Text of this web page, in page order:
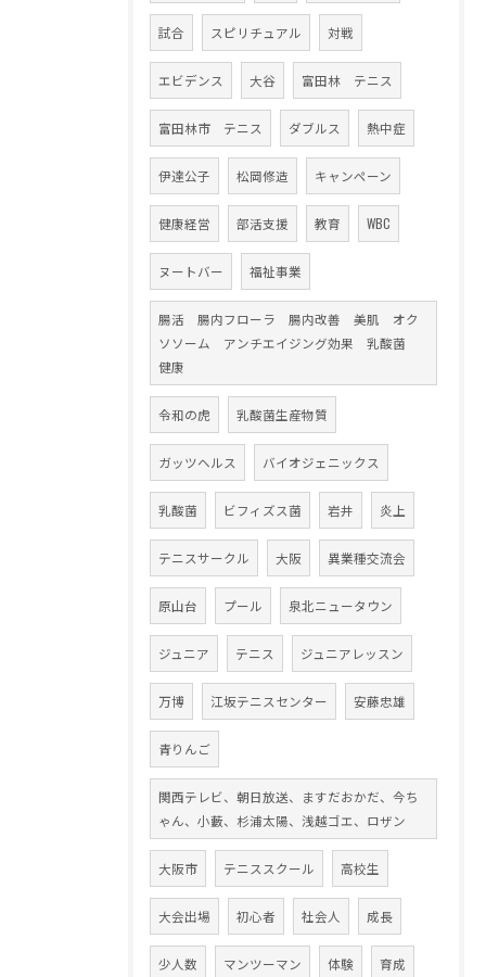
試合 スピリチュアル 対戦
エビデンス 大谷 富田林 テニス
富田林市 テニス ダブルス 熱中症
伊達公子 松岡修造 キャンペーン
健康経営 部活支援 教育 WBC
ヌートバー 福祉事業
腸活 腸内フローラ 腸内改善 美肌 オク
ソソーム アンチエイジング効果 乳酸菌
健康
令和の虎 乳酸菌生産物質
ガッツヘルス バイオジェニックス
乳酸菌 ビフィズス菌 岩井 炎上
テニスサークル 大阪 異業種交流会
原山台 プール 泉北ニュータウン
ジュニア テニス ジュニアレッスン
万博 江坂テニスセンター 安藤忠雄
青りんご
関西テレビ、朝日放送、ますだおかだ、今ち
ゃん、小藪、杉浦太陽、浅越ゴエ、ロザン
大阪市 テニススクール 高校生
大会出場 初心者 社会人 成長
少人数 マンツーマン 体験 育成